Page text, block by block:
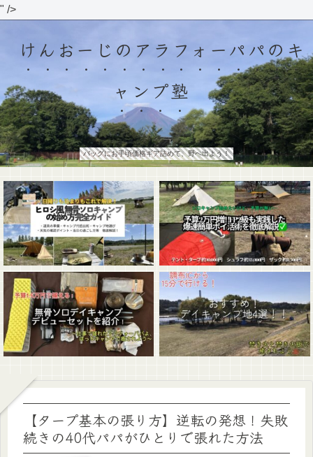
" />
けんおーじのアラフォーパパのキ
ャンプ塾
バッグにお手頃価格ギア詰めて、野へ出よう！
【タープ基本の張り方】逆転の発想！失敗
続きの40代パパがひとりで張れた方法